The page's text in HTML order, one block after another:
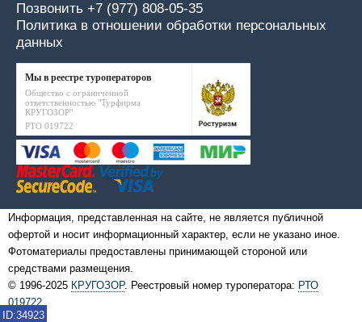
Позвонить +7 (977) 808-05-35
Политика в отношении обработки персональных
данных
Мы в реестре туроператоров
Общество с ограниченной
ответственностью "Турфирма
КРУГОЗОР"
РТО 019722
Информация, представленная на сайте, не является публичной
офертой и носит информационный характер, если не указано иное.
Фотоматериалы предоставлены принимающей стороной или
средствами размещения.
© 1996-2025 КРУГОЗОР. Реестровый номер туроператора: РТО
019722
ID:34923